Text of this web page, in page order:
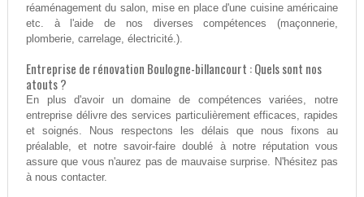
réaménagement du salon, mise en place d'une cuisine américaine
etc. à l'aide de nos diverses compétences (maçonnerie,
plomberie, carrelage, électricité.).
Entreprise de rénovation Boulogne-billancourt : Quels sont nos
atouts ?
En plus d'avoir un domaine de compétences variées, notre
entreprise délivre des services particulièrement efficaces, rapides
et soignés. Nous respectons les délais que nous fixons au
préalable, et notre savoir-faire doublé à notre réputation vous
assure que vous n'aurez pas de mauvaise surprise. N'hésitez pas
à nous contacter.